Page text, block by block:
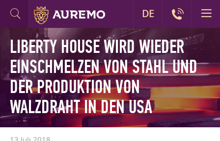
LIBERTY HOUSE WIRD WIEDER
EINSCHMELZEN VON STAHL UND
DER PRODUKTION VON
WALZDRAHT IN DEN USA
DE